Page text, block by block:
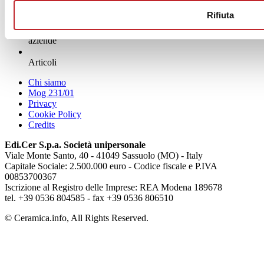
Rifiuta
News
aziende
Articoli
Chi siamo
Mog 231/01
Privacy
Cookie Policy
Credits
Edi.Cer S.p.a. Società unipersonale
Viale Monte Santo, 40 - 41049 Sassuolo (MO) - Italy
Capitale Sociale: 2.500.000 euro - Codice fiscale e P.IVA
00853700367
Iscrizione al Registro delle Imprese: REA Modena 189678
tel. +39 0536 804585 - fax +39 0536 806510
© Ceramica.info, All Rights Reserved.